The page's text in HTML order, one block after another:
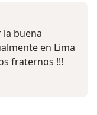
la buena
en Lima
fraternos !!!